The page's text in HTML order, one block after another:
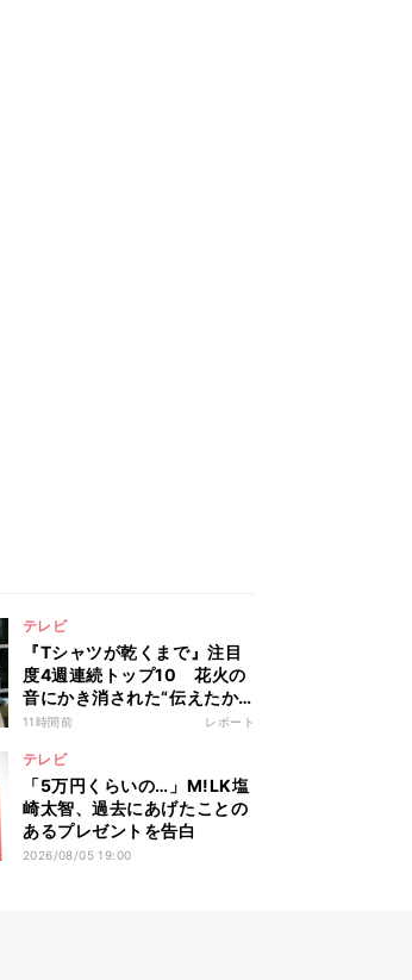
テレビ
『Tシャツが乾くまで』注目
度4週連続トップ10 花火の
音にかき消された“伝えたか
った言葉”
11時間前 レポート
テレビ
「5万円くらいの…」M!LK塩
崎太智、過去にあげたことの
あるプレゼントを告白
2026/08/05 19:00